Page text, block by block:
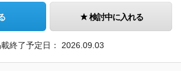
検討中に入れる
終了予定日： 2026.09.03